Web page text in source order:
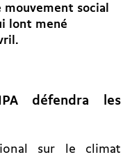
social
lont mené
défendra les
sur le climat